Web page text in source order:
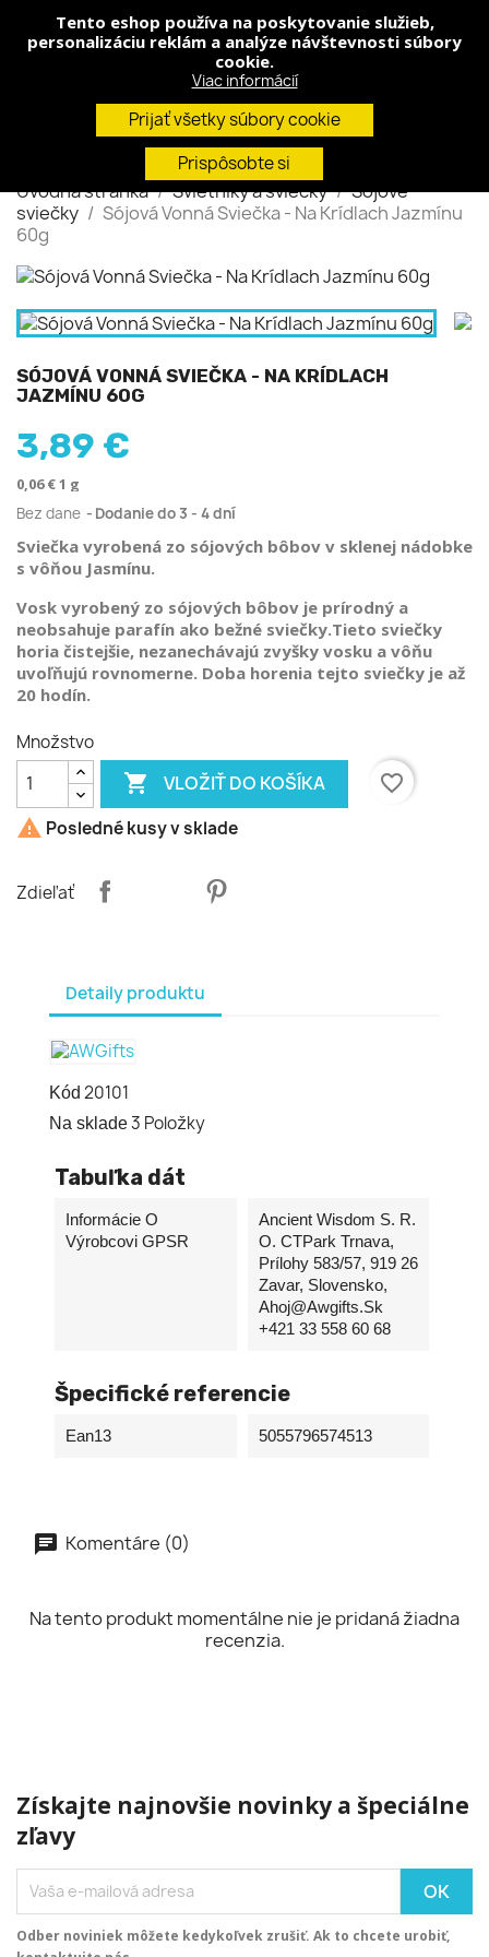
Tento eshop používa na poskytovanie služieb,
personalizáciu reklám a analýze návštevnosti súbory
cookie.
Viac informácií
Prijať všetky súbory cookie
Prispôsobte si
shopping_cart

Úvodná stránka Svietniky a sviečky
Sójové
sviečky
Sójová Vonná Sviečka - Na Krídlach Jazmínu
60g
SÓJOVÁ VONNÁ SVIEČKA - NA KRÍDLACH
JAZMÍNU 60G
3,89 €
0,06 € 1 g
Bez dane
Dodanie do 3 - 4 dní
Sviečka vyrobená zo sójových bôbov v sklenej nádobke
s vôňou Jasmínu.
Vosk vyrobený zo sójových bôbov je prírodný a
neobsahuje parafín ako bežné sviečky.Tieto sviečky
horia čistejšie, nezanechávajú zvyšky vosku a vôňu
uvoľňujú rovnomerne. Doba horenia tejto sviečky je až
20 hodín.
Množstvo
 VLOŽIŤ DO KOŠÍKA
favorite_border
 Posledné kusy v sklade
Zdieľať
Detaily produktu
Kód 20101
Na sklade3 Položky
Tabuľka dát
Informácie O
Výrobcovi GPSR
Ancient Wisdom S. R.
O. CTPark Trnava,
Prílohy 583/57, 919 26
Zavar, Slovensko,
Ahoj@awgifts.sk
+421 33 558 60 68
Špecifické referencie
Ean13 5055796574513
Komentáre (0)
Na tento produkt momentálne nie je pridaná žiadna
recenzia.
Získajte najnovšie novinky a špeciálne
zľavy
Odber noviniek môžete kedykoľvek zrušiť. Ak to chcete urobiť,